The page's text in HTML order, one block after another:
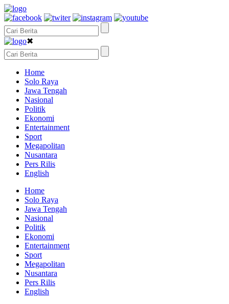
✖
Home
Solo Raya
Jawa Tengah
Nasional
Politik
Ekonomi
Entertainment
Sport
Megapolitan
Nusantara
Pers Rilis
English
Home
Solo Raya
Jawa Tengah
Nasional
Politik
Ekonomi
Entertainment
Sport
Megapolitan
Nusantara
Pers Rilis
English